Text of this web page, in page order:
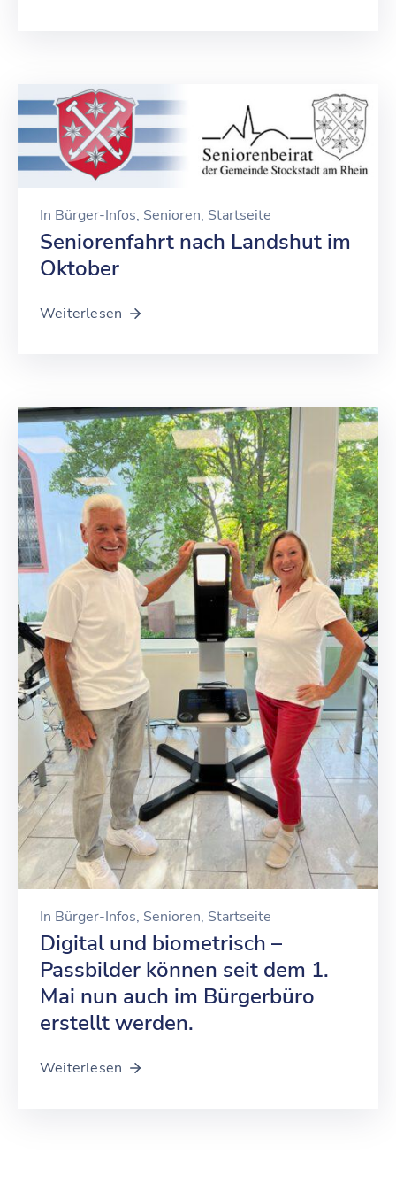
In Bürger-Infos‚ Senioren‚ Startseite
Seniorenfahrt nach Landshut im
Oktober
Weiterlesen
In Bürger-Infos‚ Senioren‚ Startseite
Digital und biometrisch –
Passbilder können seit dem 1.
Mai nun auch im Bürgerbüro
erstellt werden.
Weiterlesen